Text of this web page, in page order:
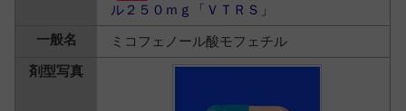
ル２５０ｍｇ「ＶＴＲＳ」
ミコフェノール酸モフェチル